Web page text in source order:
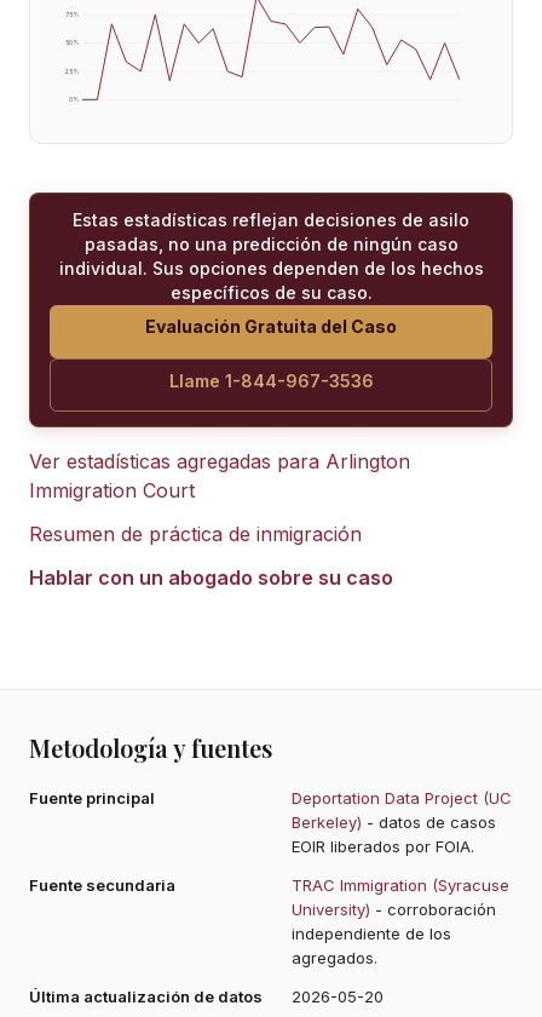
0%
25%
50%
75%
Estas estadísticas reflejan decisiones de asilo
pasadas, no una predicción de ningún caso
individual. Sus opciones dependen de los hechos
específicos de su caso.
Evaluación Gratuita del Caso
Llame 1-844-967-3536
Ver estadísticas agregadas para Arlington
Immigration Court
Resumen de práctica de inmigración
Hablar con un abogado sobre su caso
Metodología y fuentes
Fuente principal
Deportation Data Project (UC
Berkeley) - datos de casos
EOIR liberados por FOIA.
Fuente secundaria
TRAC Immigration (Syracuse
University) - corroboración
independiente de los
agregados.
Última actualización de datos
2026-05-20